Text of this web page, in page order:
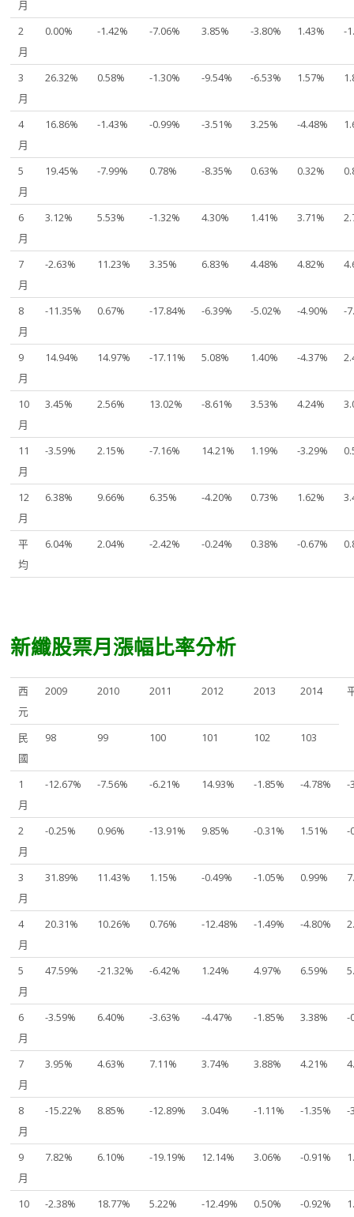
月
2
月
0.00% -1.42% -7.06% 3.85% -3.80% 1.43% -
3
月
26.32% 0.58% -1.30% -9.54% -6.53% 1.57%
4
月
16.86% -1.43% -0.99% -3.51% 3.25% -4.48%
5
月
19.45% -7.99% 0.78% -8.35% 0.63% 0.32%
6
月
3.12% 5.53% -1.32% 4.30% 1.41% 3.71%
7
月
-2.63% 11.23% 3.35% 6.83% 4.48% 4.82%
8
月
-11.35% 0.67% -17.84% -6.39% -5.02% -4.90% -
9
月
14.94% 14.97% -17.11% 5.08% 1.40% -4.37%
10
月
3.45% 2.56% 13.02% -8.61% 3.53% 4.24%
11
月
-3.59% 2.15% -7.16% 14.21% 1.19% -3.29%
12
月
6.38% 9.66% 6.35% -4.20% 0.73% 1.62%
平
均
6.04% 2.04% -2.42% -0.24% 0.38% -0.67%
新纖股票月漲幅比率分析
西
元
2009 2010 2011 2012 2013 2014
民
國
98 99 100 101 102 103
1
月
-12.67% -7.56% -6.21% 14.93% -1.85% -4.78% -
2
月
-0.25% 0.96% -13.91% 9.85% -0.31% 1.51% -
3
月
31.89% 11.43% 1.15% -0.49% -1.05% 0.99%
4
月
20.31% 10.26% 0.76% -12.48% -1.49% -4.80%
5
月
47.59% -21.32% -6.42% 1.24% 4.97% 6.59%
6
月
-3.59% 6.40% -3.63% -4.47% -1.85% 3.38% -
7
月
3.95% 4.63% 7.11% 3.74% 3.88% 4.21%
8
月
-15.22% 8.85% -12.89% 3.04% -1.11% -1.35% -
9
月
7.82% 6.10% -19.19% 12.14% 3.06% -0.91%
10
-2.38% 18.77% 5.22% -12.49% 0.50% -0.92%